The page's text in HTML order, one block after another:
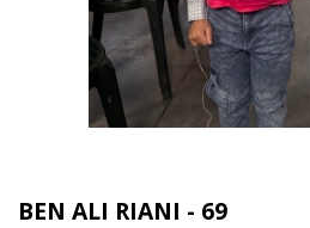
BEN ALI RIANI - 69